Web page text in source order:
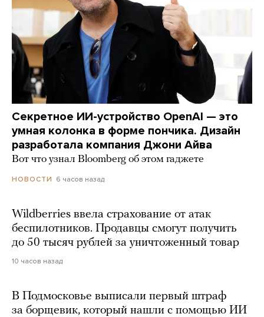
Секретное ИИ-устройство OpenAI — это
умная колонка в форме пончика. Дизайн
разработала компания Джони Айва
Вот что узнал Bloomberg об этом гаджете
НОВОСТИ 6 часов назад
Wildberries ввела страхование от атак
беспилотников. Продавцы смогут получить
до 50 тысяч рублей за уничтоженный товар
10 часов назад
В Подмосковье выписали первый штраф
за борщевик, который нашли с помощью ИИ